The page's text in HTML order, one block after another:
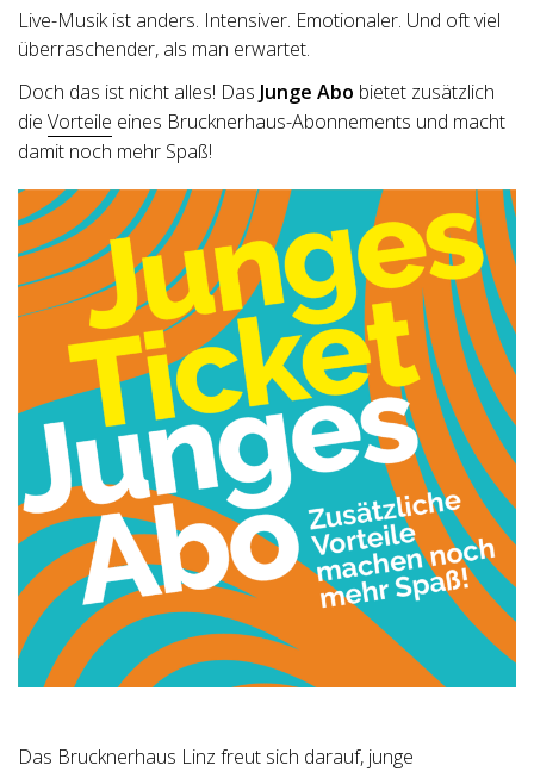
Live-Musik ist anders. Intensiver. Emotionaler. Und oft viel
überraschender, als man erwartet.
Doch das ist nicht alles! Das Junge Abo bietet zusätzlich
die Vorteile eines Brucknerhaus-Abonnements und macht
damit noch mehr Spaß!
Das Brucknerhaus Linz freut sich darauf, junge